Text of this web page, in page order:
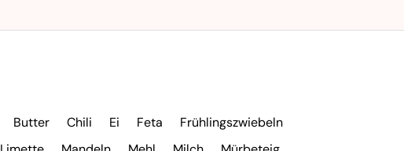
Butter Chili Ei Feta
Frühlingszwiebeln